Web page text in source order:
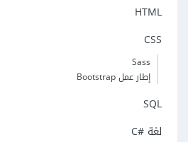
HTML
CSS
Sass
إطار عمل Bootstrap
SQL
لغة C#‎